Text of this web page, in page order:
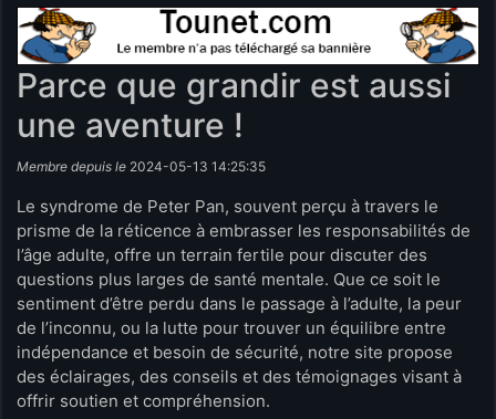
Parce que grandir est aussi
une aventure !
Membre depuis le 2024-05-13 14:25:35
Le syndrome de Peter Pan, souvent perçu à travers le
prisme de la réticence à embrasser les responsabilités de
l’âge adulte, offre un terrain fertile pour discuter des
questions plus larges de santé mentale. Que ce soit le
sentiment d’être perdu dans le passage à l’adulte, la peur
de l’inconnu, ou la lutte pour trouver un équilibre entre
indépendance et besoin de sécurité, notre site propose
des éclairages, des conseils et des témoignages visant à
offrir soutien et compréhension.